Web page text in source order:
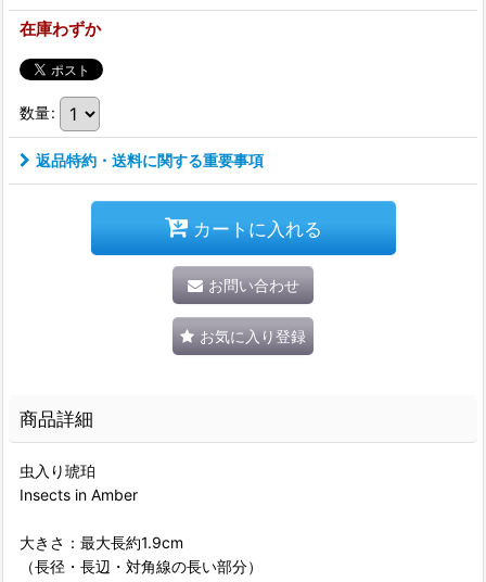
在庫わずか
数量:
返品特約・送料に関する重要事項
カートに入れる
お問い合わせ
お気に入り登録
商品詳細
虫入り琥珀
Insects in Amber
大きさ：最大長約1.9cm
（長径・長辺・対角線の長い部分）